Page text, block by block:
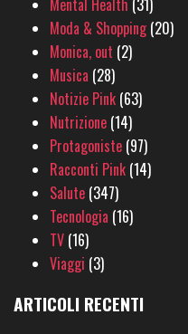
Moda & Shopping(20)
Monica, out (2)
Musica (28)
Notizie Pink (63)
Nutrizione (14)
Protagoniste (97)
Racconti Pink (14)
Salute (347)
Tecnologia (16)
TV (16)
Viaggi (3)
ARTICOLI RECENTI